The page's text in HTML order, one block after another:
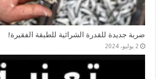
ضربة جديدة للقدرة الشرائية للطبقة الفقيرة!
2 يوليو، 2024